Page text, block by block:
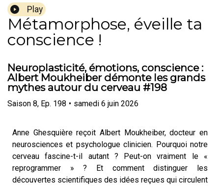
Play
Métamorphose, éveille ta
conscience !
Neuroplasticité, émotions, conscience :
Albert Moukheiber démonte les grands
mythes autour du cerveau #198
Saison 8, Ep. 198 • samedi 6 juin 2026
Anne Ghesquière reçoit Albert Moukheiber, docteur en
neurosciences et psychologue clinicien. Pourquoi notre
cerveau fascine-t-il autant ? Peut-on vraiment le «
reprogrammer » ? Et comment distinguer les
découvertes scientifiques des idées reçues qui circulent